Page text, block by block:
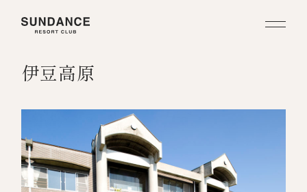
伊豆高原